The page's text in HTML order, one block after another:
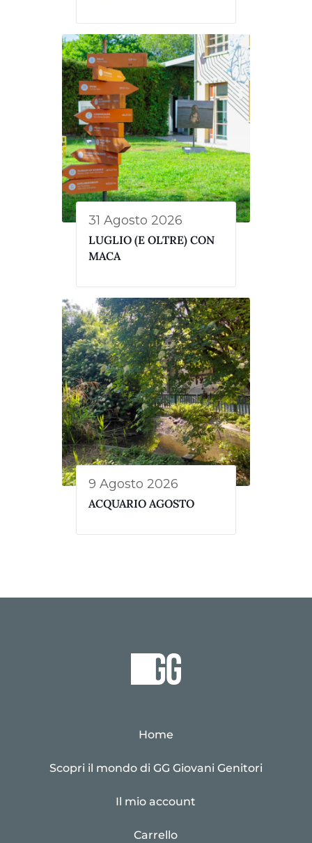
31 Agosto 2026
LUGLIO (E OLTRE) CON
MACA
9 Agosto 2026
ACQUARIO AGOSTO
Home
Scopri il mondo di GG Giovani Genitori
Il mio account
Carrello